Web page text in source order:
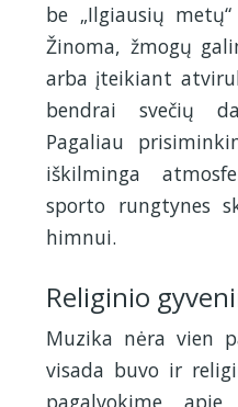
be „Ilgiausių
Žinoma, žmogų
arba įteikiant
bendrai svečių
Pagaliau
iškilminga
sporto rungtynes
himnui.
Religinio
Muzika nėra vien
visada buvo ir
pagalvokime